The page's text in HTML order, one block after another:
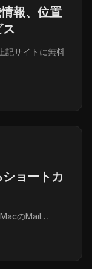
報、位置
記サイトに無料
ョートカ
のMail…